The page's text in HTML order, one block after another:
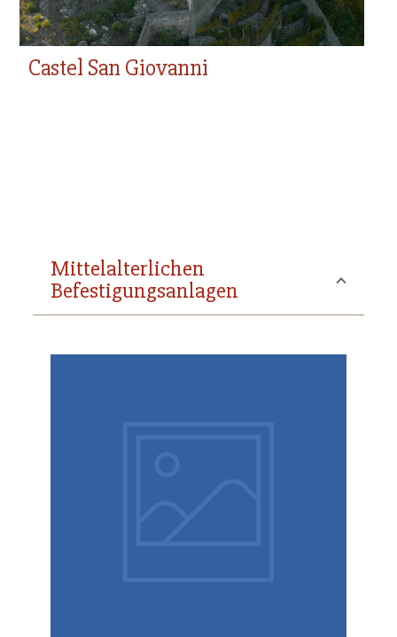
Castel San Giovanni
Mittelalterlichen
Befestigungsanlagen